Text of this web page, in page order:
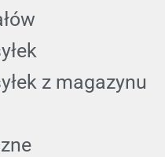
z magazynu